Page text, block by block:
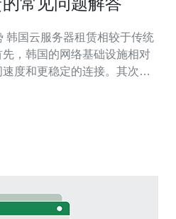
，韩国的网络基础设施相对
度和更稳定的连接。其次，